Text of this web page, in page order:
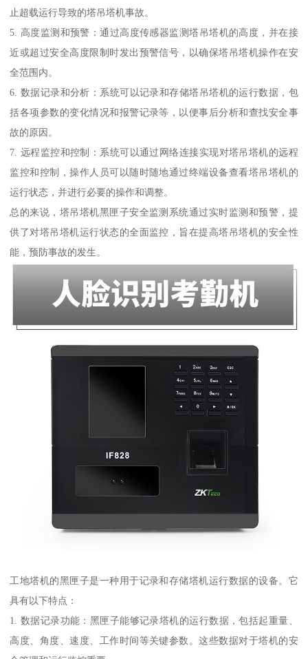
止超载运行导致的塔吊塔机事故。
5. 高度监测和预警：通过高度传感器监测塔吊塔机的高度，并在接
近或超过安全高度限制时发出预警信号，以确保塔吊塔机操作在安
全范围内。
6. 数据记录和分析：系统可以记录和存储塔吊塔机的运行数据，包
括各项参数的变化情况和报警记录等，以便事后分析和查找安全事
故的原因。
7. 远程监控和控制：系统可以通过网络连接实现对塔吊塔机的远程
监控和控制，操作人员可以随时随地通过终端设备查看塔吊塔机的
运行状态，并进行必要的操作和调整。
总的来说，塔吊塔机黑匣子安全监测系统通过实时监测和预警，提
供了对塔吊塔机运行状态的全面监控，旨在提高塔吊塔机的安全性
能，预防事故的发生。
工地塔机的黑匣子是一种用于记录和存储塔机运行数据的设备。它
具有以下特点：
1. 数据记录功能：黑匣子能够记录塔机的运行数据，包括起重量、
高度、角度、速度、工作时间等关键参数。这些数据对于塔机的安